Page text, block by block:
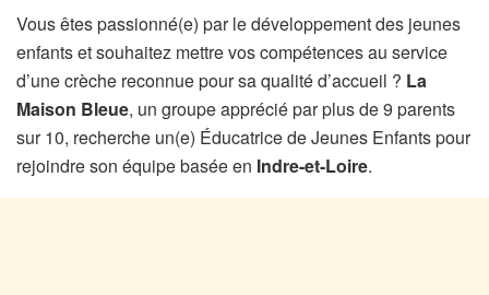
Vous êtes passionné(e) par le développement des jeunes
enfants et souhaitez mettre vos compétences au service
d’une crèche reconnue pour sa qualité d’accueil ? La
Maison Bleue, un groupe apprécié par plus de 9 parents
sur 10, recherche un(e) Éducatrice de Jeunes Enfants pour
rejoindre son équipe basée en Indre-et-Loire.